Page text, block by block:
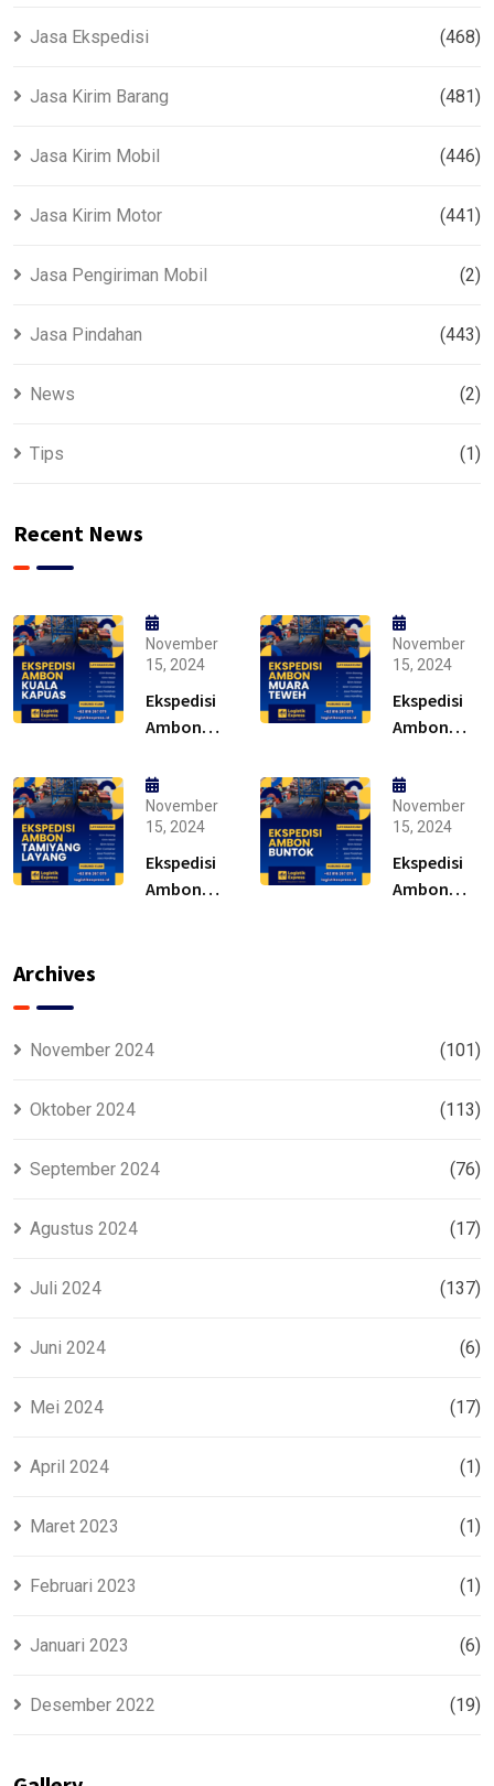
Jasa Ekspedisi (468)
Jasa Kirim Barang (481)
Jasa Kirim Mobil (446)
Jasa Kirim Motor (441)
Jasa Pengiriman Mobil (2)
Jasa Pindahan (443)
News (2)
Tips (1)
Recent News
November
15, 2024
Ekspedisi
Ambon
Kapuas –
Solusi
November
15, 2024
Ekspedisi
Ambon
Teweh –
Solusi
November
15, 2024
Ekspedisi
Ambon
November
15, 2024
Ekspedisi
Ambon
Archives
November 2024 (101)
Oktober 2024 (113)
September 2024 (76)
Agustus 2024 (17)
Juli 2024 (137)
Juni 2024 (6)
Mei 2024 (17)
April 2024 (1)
Maret 2023 (1)
Februari 2023 (1)
Januari 2023 (6)
Desember 2022 (19)